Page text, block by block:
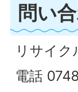
問い
リサイク
電話